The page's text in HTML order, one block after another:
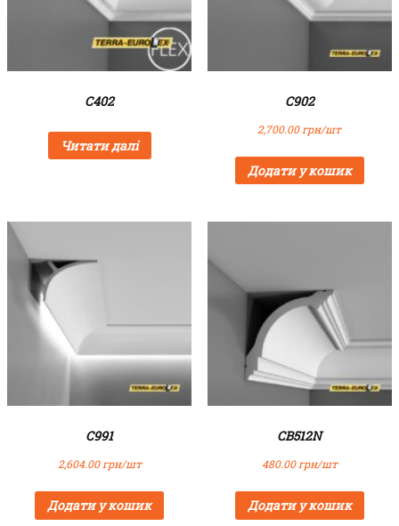
C402
Читати далі
C902
2,700.00грн/шт
Додати у кошик
C991
2,604.00грн/шт
Додати у кошик
CB512N
480.00грн/шт
Додати у кошик